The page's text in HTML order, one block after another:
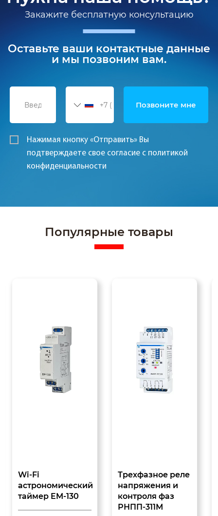
Закажите бесплатную консультацию
Оставьте ваши контактные данные
и мы позвоним вам.
Нажимая кнопку «Отправить» Вы
подтверждаете свое согласие с политикой
конфиденциальности
Популярные товары
Wi-Fi
астрономический
таймер EM-130
Трехфазное реле
напряжения и
контроля фаз
РНПП-311М